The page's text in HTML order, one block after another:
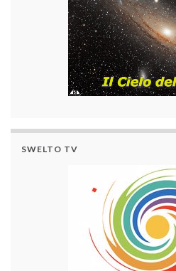
SWELTO TV